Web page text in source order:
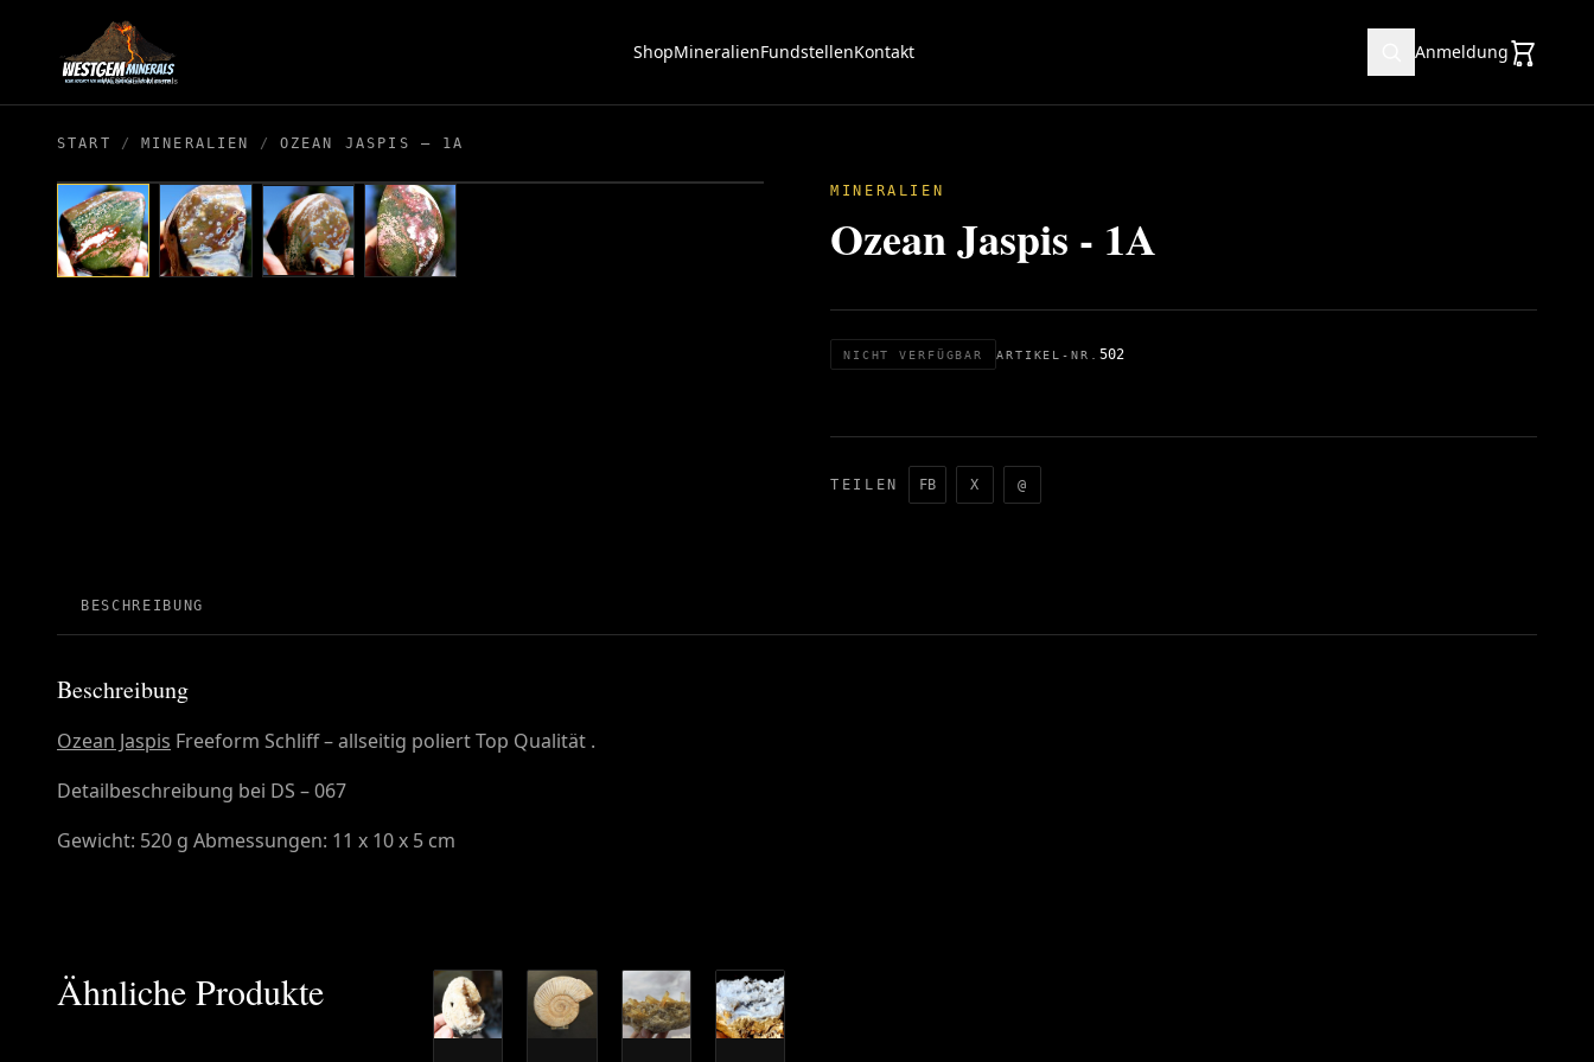
ShopMineralienFundstellenKontakt Anmeldung
START / MINERALIEN / OZEAN JASPIS – 1A
MINERALIEN
Ozean Jaspis - 1A
NICHT VERFÜGBAR ARTIKEL-NR. 502
TEILEN FB X @
BESCHREIBUNG
Beschreibung
Ozean Jaspis Freeform Schliff – allseitig poliert Top Qualität .
Detailbeschreibung bei DS – 067
Gewicht: 520 g Abmessungen: 11 x 10 x 5 cm
Ähnliche Produkte